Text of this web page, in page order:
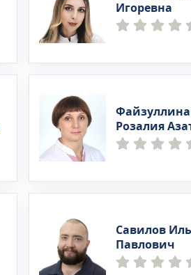
Игоревна
Файзуллина
Розалия
Савилов
Павлович